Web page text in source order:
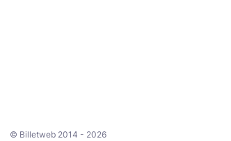
© Billetweb 2014 - 2026